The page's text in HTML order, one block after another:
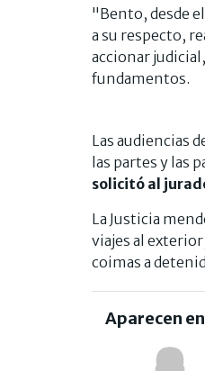
"Bento, desde
a su respecto,
accionar
fundamentos.
Las audiencias
las partes y las
solicitó al
La Justicia
viajes al
coimas a
Aparecen